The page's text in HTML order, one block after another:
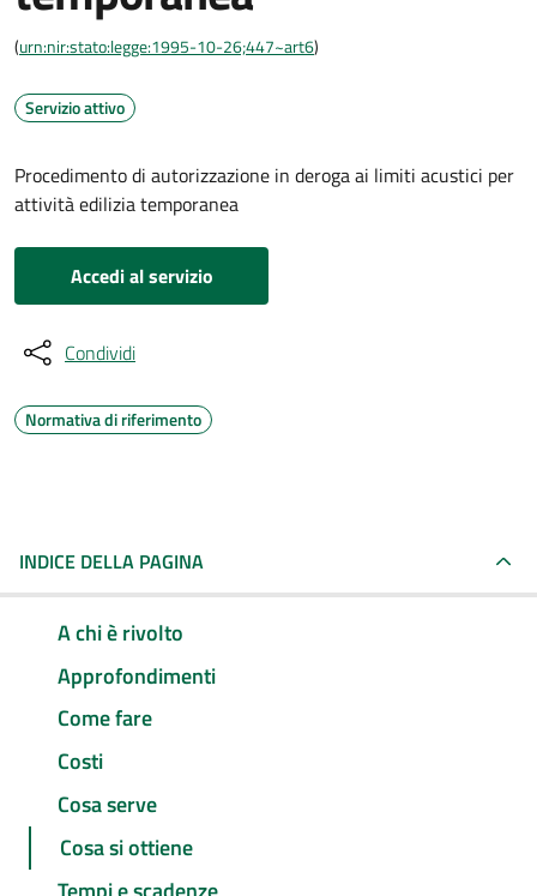
(urn:nir:stato:legge:1995-10-26;447~art6)
Servizio attivo
Procedimento di autorizzazione in deroga ai limiti acustici per
attività edilizia temporanea
Accedi al servizio
Condividi
Normativa di riferimento
INDICE DELLA PAGINA
A chi è rivolto
Approfondimenti
Come fare
Costi
Cosa serve
Cosa si ottiene